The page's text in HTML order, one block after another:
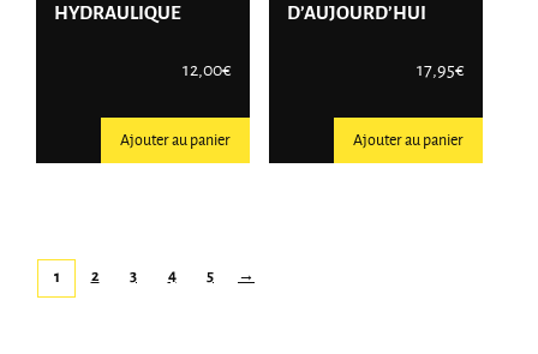
HYDRAULIQUE
12,00€
Ajouter au panier
D’AUJOURD’HUI
17,95€
Ajouter au panier
1 2 3 4 5 →